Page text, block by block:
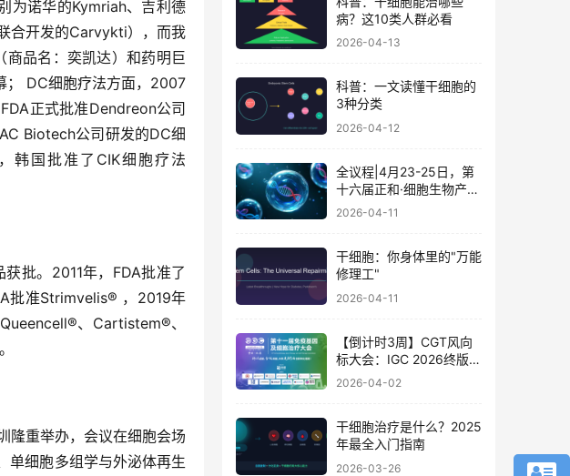
为诺华的Kymriah、吉利德
合开发的Carvykti），而我
品名：奕凯达）和药明巨
； DC细胞疗法方面，2007
正式批准Dendreon公司
Biotech公司研发的DC细
韩国批准了CIK细胞疗法
批。2011年，FDA批准了
批准Strimvelis® ，2019年
、Cartistem®、
隆重举办，会议在细胞会场
单细胞多组学与外泌体再生
病？这10类人群必看
2026-04-13
科普：一文读懂干细胞的
3种分类
2026-04-12
全议程|4月23-25日，第
十六届正和·细胞生物产业
大会暨细胞治疗与再生医
2026-04-11
干细胞：你身体里的"万能
修理工"
2026-04-11
【倒计时3周】CGT风向
标大会：IGC 2026终版议
程公布！合规与创新如何
2026-04-02
干细胞治疗是什么？2025
年最全入门指南
2026-03-26